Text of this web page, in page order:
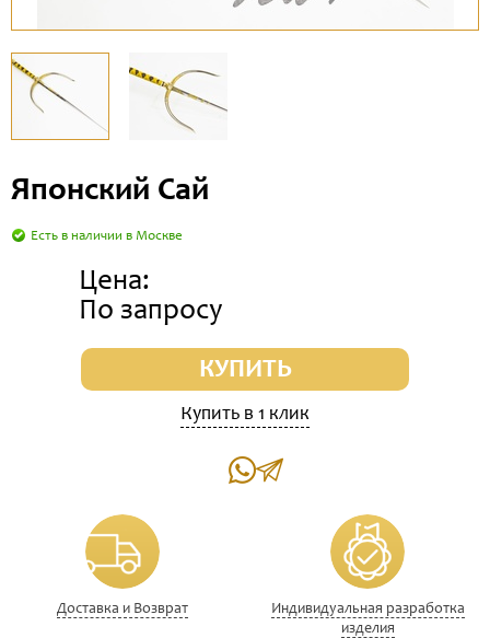
Японский Сай
Есть в наличии в Москве
Цена:
По запросу
КУПИТЬ
Купить в 1 клик
Доставка и Возврат
Индивидуальная разработка
изделия